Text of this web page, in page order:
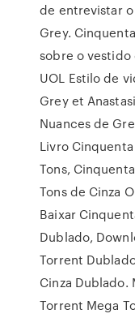
de entrevistar
Grey.
sobre o vestido
UOL Estilo de
Grey et
Nuances de
Livro
Tons,
Tons de Cinza
Baixar
Dublado,
Torrent
Cinza Dublado.
Torrent Mega